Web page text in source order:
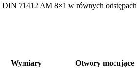
DIN 71412 AM 8×1 w równych odstępach
Wymiary Otwory mocujące